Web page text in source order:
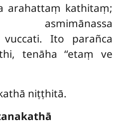
arahattaṃ kathitaṃ;
vuccati. Ito parañca
tenāha ‘‘etaṃ ve
niṭṭhitā.